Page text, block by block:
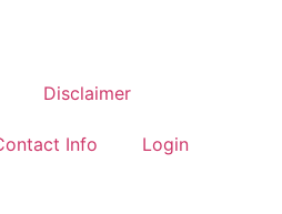
Disclaimer
Info Login